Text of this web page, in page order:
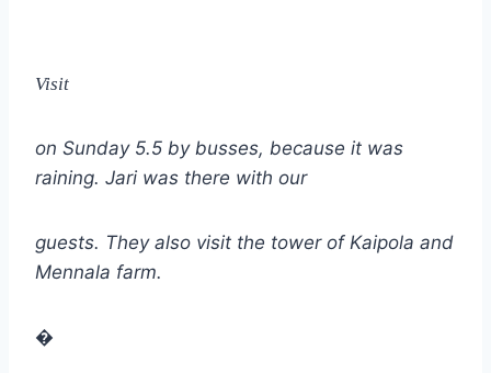
Visit
on Sunday 5.5 by busses, because it was
raining. Jari was there with our
guests. They also visit the tower of Kaipola and
Mennala farm.
�